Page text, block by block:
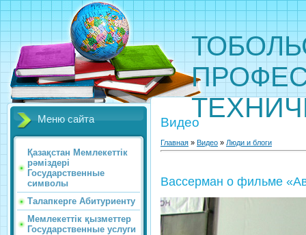
Меню сайта
Қазақстан Мемлекеттік
рәміздері
Государственные
символы
Талапкерге Абитуриенту
Мемлекеттік қызметтер
Государственные услуги
Видео
Главная » Видео » Люди и блоги
Вассерман о фильме